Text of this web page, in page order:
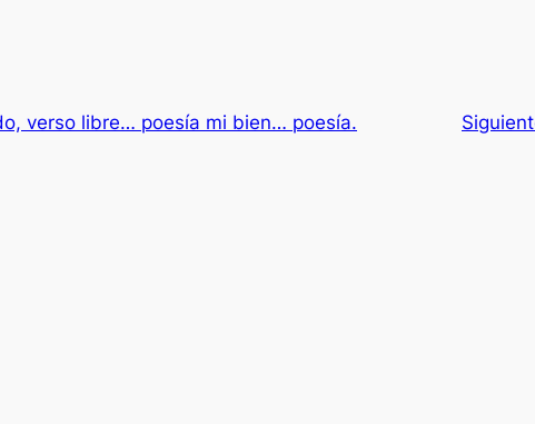
verso libre… poesía mi bien… poesía.